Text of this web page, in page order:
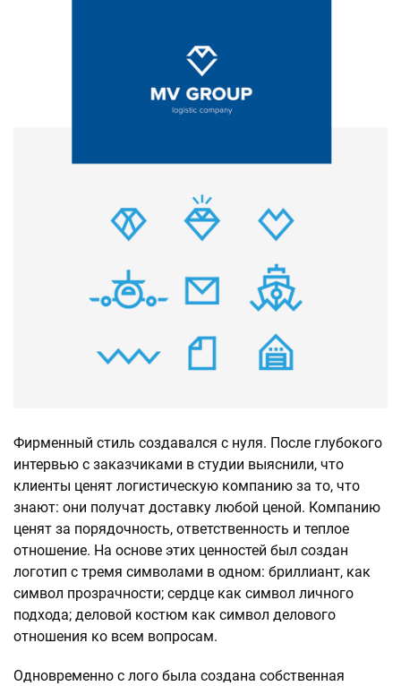
Фирменный стиль создавался с нуля. После глубокого
интервью с заказчиками в студии выяснили, что
клиенты ценят логистическую компанию за то, что
знают: они получат доставку любой ценой. Компанию
ценят за порядочность, ответственность и теплое
отношение. На основе этих ценностей был создан
логотип с тремя символами в одном: бриллиант, как
символ прозрачности; сердце как символ личного
подхода; деловой костюм как символ делового
отношения ко всем вопросам.
Одновременно с лого была создана собственная